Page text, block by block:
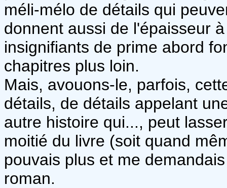
méli-mélo de détails qui
donnent aussi de l'épaisseur
insignifiants de prime abord
chapitres plus loin.
Mais, avouons-le, parfois,
détails, de détails appelant
autre histoire qui..., peut
moitié du livre (soit quand
pouvais plus et me
roman.